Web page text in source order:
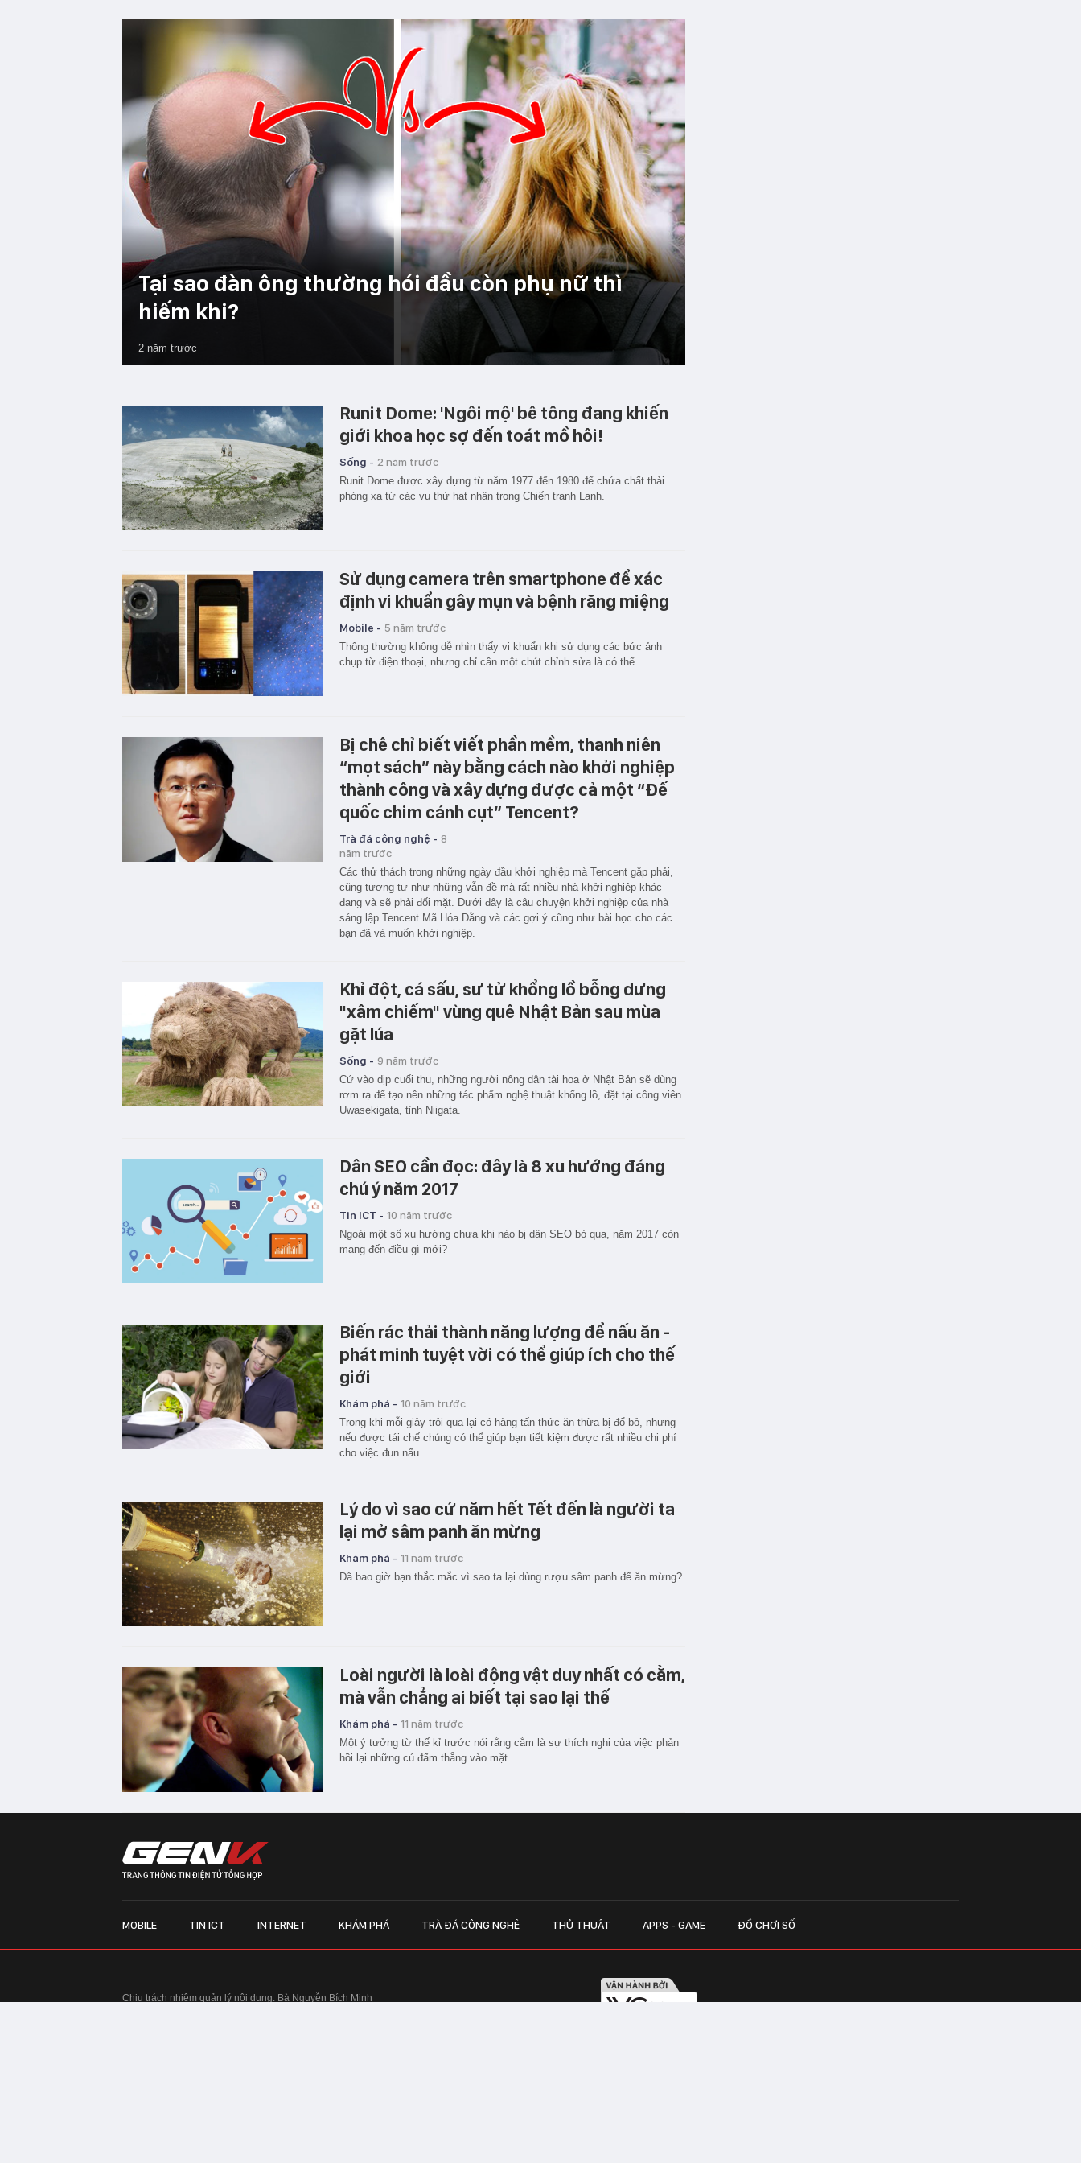
Tại sao đàn ông thường hói đầu còn phụ nữ thì
hiếm khi?
2 năm trước
Runit Dome: 'Ngôi mộ' bê tông đang khiến
giới khoa học sợ đến toát mồ hôi!
Sống - 2 năm trước
Runit Dome được xây dựng từ năm 1977 đến 1980 để chứa chất thải
phóng xạ từ các vụ thử hạt nhân trong Chiến tranh Lạnh.
Sử dụng camera trên smartphone để xác
định vi khuẩn gây mụn và bệnh răng miệng
Mobile - 5 năm trước
Thông thường không dễ nhìn thấy vi khuẩn khi sử dụng các bức ảnh
chụp từ điện thoại, nhưng chỉ cần một chút chỉnh sửa là có thể.
Bị chê chỉ biết viết phần mềm, thanh niên
“mọt sách” này bằng cách nào khởi nghiệp
thành công và xây dựng được cả một “Đế
quốc chim cánh cụt” Tencent?
Trà đá công nghệ - 8
năm trước
Các thử thách trong những ngày đầu khởi nghiệp mà Tencent gặp phải,
cũng tương tự như những vẫn đề mà rất nhiều nhà khởi nghiệp khác
đang và sẽ phải đối mặt. Dưới đây là câu chuyện khởi nghiệp của nhà
sáng lập Tencent Mã Hóa Đằng và các gợi ý cũng như bài học cho các
bạn đã và muốn khởi nghiệp.
Khỉ đột, cá sấu, sư tử khổng lồ bỗng dưng
"xâm chiếm" vùng quê Nhật Bản sau mùa
gặt lúa
Sống - 9 năm trước
Cứ vào dịp cuối thu, những người nông dân tài hoa ở Nhật Bản sẽ dùng
rơm rạ để tạo nên những tác phẩm nghệ thuật khổng lồ, đặt tại công viên
Uwasekigata, tỉnh Niigata.
Dân SEO cần đọc: đây là 8 xu hướng đáng
chú ý năm 2017
Tin ICT - 10 năm trước
Ngoài một số xu hướng chưa khi nào bị dân SEO bỏ qua, năm 2017 còn
mang đến điều gì mới?
Biến rác thải thành năng lượng để nấu ăn -
phát minh tuyệt vời có thể giúp ích cho thế
giới
Khám phá - 10 năm trước
Trong khi mỗi giây trôi qua lại có hàng tấn thức ăn thừa bị đổ bỏ, nhưng
nếu được tái chế chúng có thể giúp bạn tiết kiệm được rất nhiều chi phí
cho việc đun nấu.
Lý do vì sao cứ năm hết Tết đến là người ta
lại mở sâm panh ăn mừng
Khám phá - 11 năm trước
Đã bao giờ bạn thắc mắc vì sao ta lại dùng rượu sâm panh để ăn mừng?
Loài người là loài động vật duy nhất có cằm,
mà vẫn chẳng ai biết tại sao lại thế
Khám phá - 11 năm trước
Một ý tưởng từ thế kỉ trước nói rằng cằm là sự thích nghi của việc phản
hồi lại những cú đấm thẳng vào mặt.
MOBILE TIN ICT INTERNET KHÁM PHÁ TRÀ ĐÁ CÔNG NGHỆ THỦ THUẬT APPS - GAME ĐỒ CHƠI SỐ
Chịu trách nhiệm quản lý nội dung: Bà Nguyễn Bích Minh